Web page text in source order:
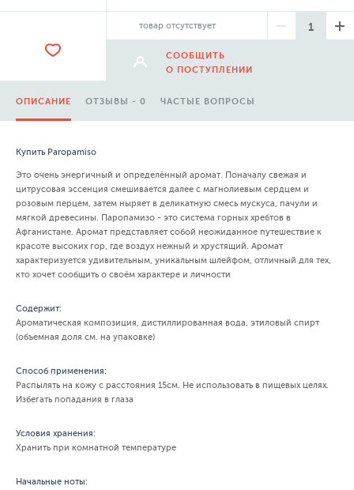
товар отсутствует
СООБЩИТЬ
О ПОСТУПЛЕНИИ
ОПИСАНИЕ ОТЗЫВЫ - 0 ЧАСТЫЕ ВОПРОСЫ
Купить Paropamiso
Это очень энергичный и определённый аромат. Поначалу свежая и
цитрусовая эссенция смешивается далее с магнолиевым сердцем и
розовым перцем, затем ныряет в деликатную смесь мускуса, пачули и
мягкой древесины. Паропамизо - это система горных хребтов в
Афганистане. Аромат представляет собой неожиданное путешествие к
красоте высоких гор, где воздух нежный и хрустящий. Аромат
характеризуется удивительным, уникальным шлейфом, отличный для тех,
кто хочет сообщить о своём характере и личности
Содержит:
Ароматическая композиция, дистиллированная вода, этиловый спирт
(объемная доля см. на упаковке)
Способ применения:
Распылять на кожу с расстояния 15см. Не использовать в пищевых целях.
Избегать попадания в глаза
Условия хранения:
Хранить при комнатной температуре
Начальные ноты: